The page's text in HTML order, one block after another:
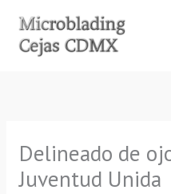
contenido
Delineado de
Juventud Unida